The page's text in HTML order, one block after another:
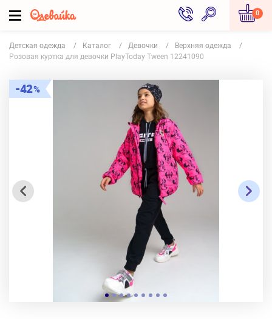
0
Детская одежда Каталог Девочки
Верхняя одежда
Розовая куртка для девочки PlayToday Tween 12241090
42